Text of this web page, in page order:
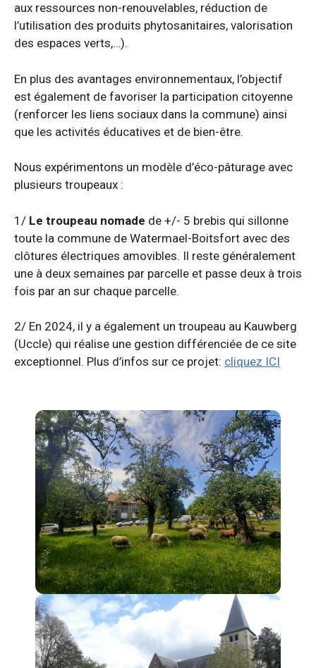
aux ressources non-renouvelables, réduction de
l’utilisation des produits phytosanitaires, valorisation
des espaces verts,…).
En plus des avantages environnementaux, l’objectif
est également de favoriser la participation citoyenne
(renforcer les liens sociaux dans la commune) ainsi
que les activités éducatives et de bien-être.
Nous expérimentons un modèle d’éco-pâturage avec
plusieurs troupeaux :
1/ Le troupeau nomade de +/- 5 brebis qui sillonne
toute la commune de Watermael-Boitsfort avec des
clôtures électriques amovibles. Il reste généralement
une à deux semaines par parcelle et passe deux à trois
fois par an sur chaque parcelle.
2/ En 2024, il y a également un troupeau au Kauwberg
(Uccle) qui réalise une gestion différenciée de ce site
exceptionnel. Plus d’infos sur ce projet: cliquez ICI